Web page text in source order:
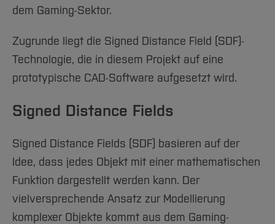
dem Gaming-Sektor.
Zugrunde liegt die Signed Distance Field (SDF)-
Technologie, die in diesem Projekt auf eine
prototypische CAD-Software aufgesetzt wird.
Signed Distance Fields
Signed Distance Fields (SDF) basieren auf der
Idee, dass jedes Objekt mit einer mathematischen
Funktion dargestellt werden kann. Der
vielversprechende Ansatz zur Modellierung
komplexer Objekte kommt aus dem Gaming-